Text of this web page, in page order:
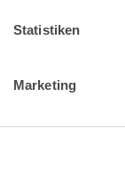
Statistiken
Marketing
Muster
Barrierefreiheit